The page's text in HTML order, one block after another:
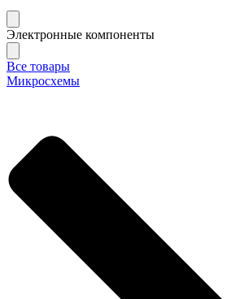
Электронные компоненты
Все товары
Микросхемы